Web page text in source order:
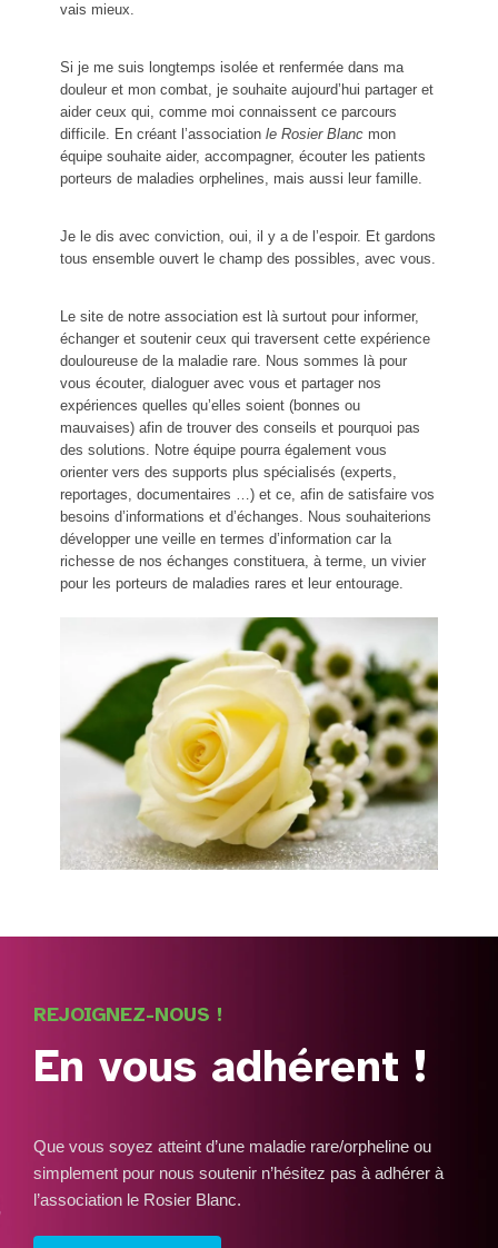
vais mieux.
Si je me suis longtemps isolée et renfermée dans ma
douleur et mon combat, je souhaite aujourd’hui partager et
aider ceux qui, comme moi connaissent ce parcours
difficile. En créant l’association le Rosier Blanc mon
équipe souhaite aider, accompagner, écouter les patients
porteurs de maladies orphelines, mais aussi leur famille.
Je le dis avec conviction, oui, il y a de l’espoir. Et gardons
tous ensemble ouvert le champ des possibles, avec vous.
Le site de notre association est là surtout pour informer,
échanger et soutenir ceux qui traversent cette expérience
douloureuse de la maladie rare. Nous sommes là pour
vous écouter, dialoguer avec vous et partager nos
expériences quelles qu’elles soient (bonnes ou
mauvaises) afin de trouver des conseils et pourquoi pas
des solutions. Notre équipe pourra également vous
orienter vers des supports plus spécialisés (experts,
reportages, documentaires …) et ce, afin de satisfaire vos
besoins d’informations et d’échanges. Nous souhaiterions
développer une veille en termes d’information car la
richesse de nos échanges constituera, à terme, un vivier
pour les porteurs de maladies rares et leur entourage.
REJOIGNEZ-NOUS !
En vous adhérent !
Que vous soyez atteint d’une maladie rare/orpheline ou
simplement pour nous soutenir n’hésitez pas à adhérer à
l’association le Rosier Blanc.